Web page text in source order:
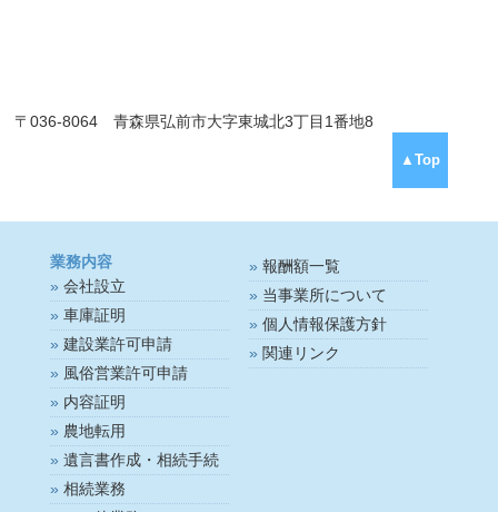
〒036-8064 青森県弘前市大字東城北3丁目1番地8
▲Top
業務内容
会社設立
車庫証明
建設業許可申請
風俗営業許可申請
内容証明
農地転用
遺言書作成・相続手続
相続業務
報酬額一覧
当事業所について
個人情報保護方針
関連リンク